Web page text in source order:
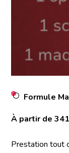
Formule
À partir de
Prestation tout